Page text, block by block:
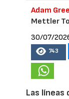
Adam
Mettler
30/07/
743
Las líneas